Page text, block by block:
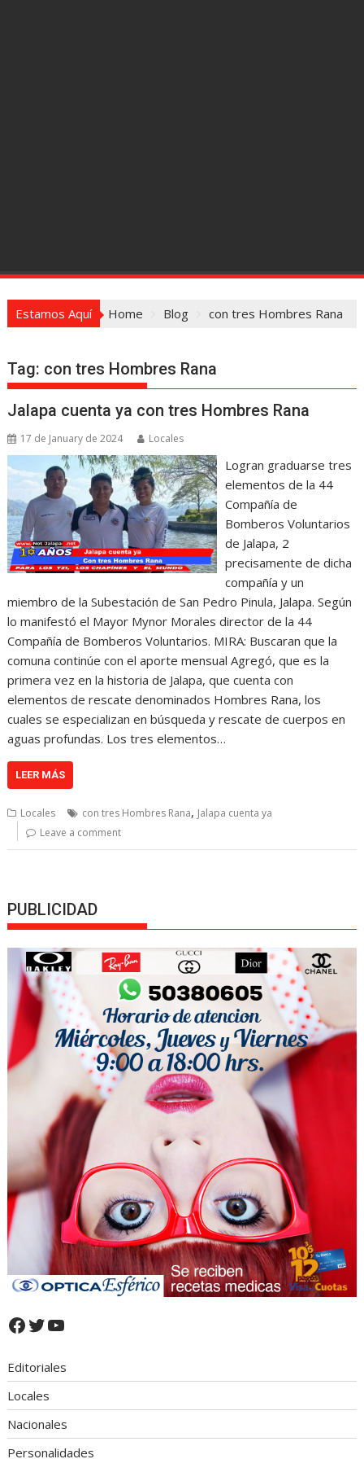
Estamos Aquí Home Blog con tres Hombres Rana
Tag: con tres Hombres Rana
Jalapa cuenta ya con tres Hombres Rana
17 de January de 2024 Locales
Logran graduarse tres
elementos de la 44
Compañía de
Bomberos Voluntarios
de Jalapa, 2
precisamente de dicha
compañía y un
miembro de la Subestación de San Pedro Pinula, Jalapa. Según
lo manifestó el Mayor Mynor Morales director de la 44
Compañía de Bomberos Voluntarios. MIRA: Buscaran que la
comuna continúe con el aporte mensual Agregó, que es la
primera vez en la historia de Jalapa, que cuenta con
elementos de rescate denominados Hombres Rana, los
cuales se especializan en búsqueda y rescate de cuerpos en
aguas profundas. Los tres elementos…
LEER MÁS
Locales con tres Hombres Rana, Jalapa cuenta ya
Leave a comment
PUBLICIDAD
Facebook
Twitter
YouTube
Editoriales
Locales
Nacionales
Personalidades